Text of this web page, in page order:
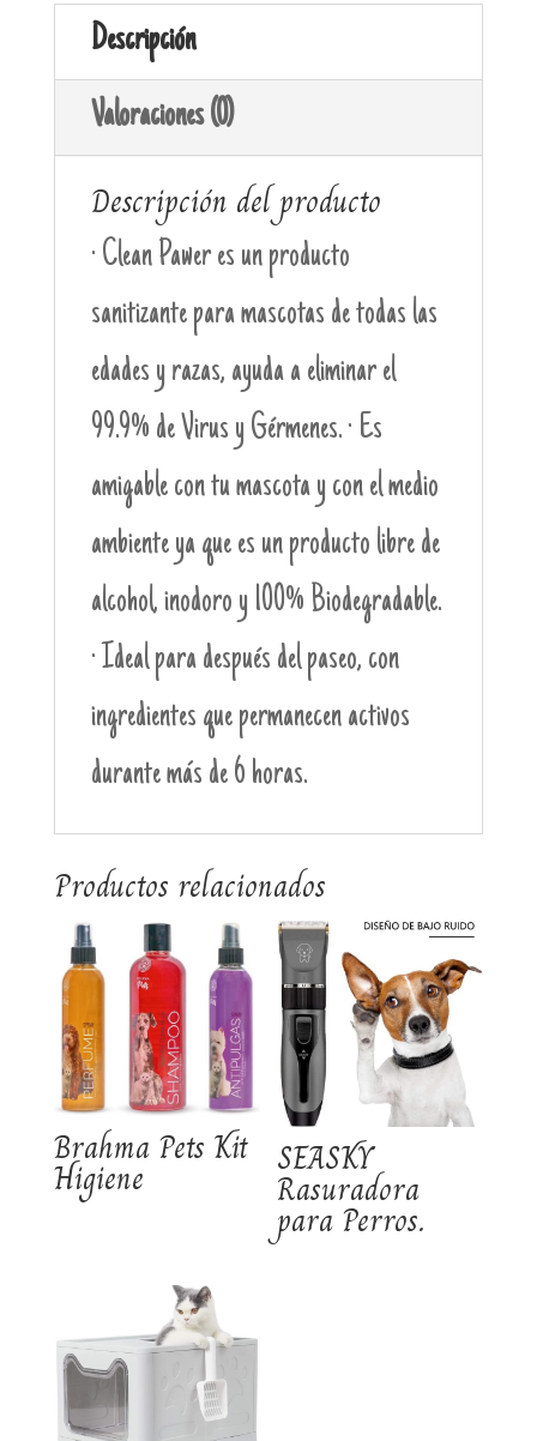
Descripción
Valoraciones (0)
Descripción del producto
· Clean Pawer es un producto
sanitizante para mascotas de todas las
edades y razas, ayuda a eliminar el
99.9% de Virus y Gérmenes. · Es
amigable con tu mascota y con el medio
ambiente ya que es un producto libre de
alcohol, inodoro y 100% Biodegradable.
· Ideal para después del paseo, con
ingredientes que permanecen activos
durante más de 6 horas.
Productos relacionados
Brahma Pets Kit
Higiene SEASKY
Rasuradora
para Perros.